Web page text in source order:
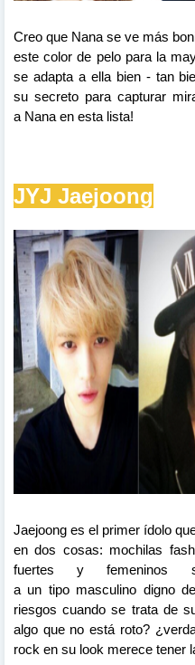
Creo que Nana se ve más
este color de pelo para la
se adapta a ella bien - tan
su secreto para capturar
a Nana en esta lista!
JYJ Jaejoong
Jaejoong es el primer ídolo
en dos cosas: mochilas
fuertes y femeninos
a un tipomasculino dignode
riesgos cuando se trata de
algo que no está roto?
rock en su look merece tener